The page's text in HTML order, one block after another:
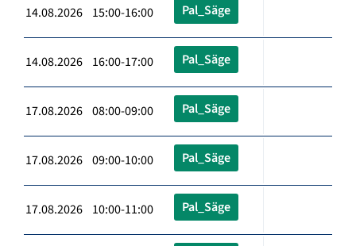
14.08.2026 15:00-16:00 Pal_Säge
14.08.2026 16:00-17:00 Pal_Säge
17.08.2026 08:00-09:00 Pal_Säge
17.08.2026 09:00-10:00 Pal_Säge
17.08.2026 10:00-11:00 Pal_Säge